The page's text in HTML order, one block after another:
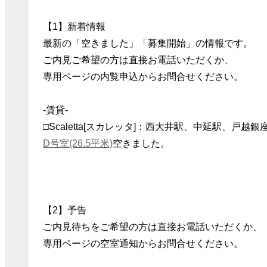
【1】新着情報
最新の「空きました」「募集開始」の情報です。
ご内見ご希望の方は直接お電話いただくか、
専用ページの内覧申込からお問合せください。
-賃貸-
□Scaletta[スカレッタ]：西大井駅、中延駅、戸越銀
D号室(26.5平米)空きました。
【2】予告
ご内見待ちをご希望の方は直接お電話いただくか、
専用ページの空室通知からお問合せください。